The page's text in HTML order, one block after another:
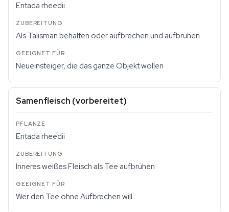
Entada rheedii
Als Talisman behalten oder aufbrechen und aufbrühen
Neueinsteiger, die das ganze Objekt wollen
Samenfleisch (vorbereitet)
Entada rheedii
Inneres weißes Fleisch als Tee aufbrühen
Wer den Tee ohne Aufbrechen will